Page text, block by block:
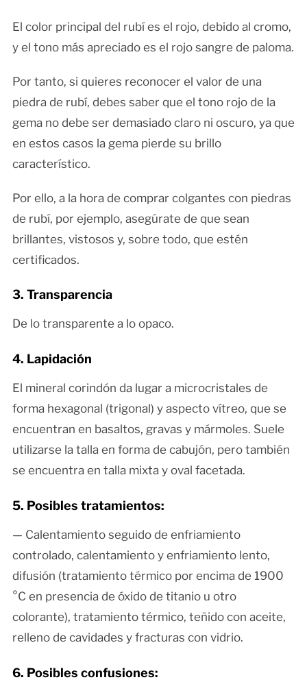
El color principal del rubí es el rojo, debido al cromo,
y el tono más apreciado es el rojo sangre de paloma.
Por tanto, si quieres reconocer el valor de una
piedra de rubí, debes saber que el tono rojo de la
gema no debe ser demasiado claro ni oscuro, ya que
en estos casos la gema pierde su brillo
característico.
Por ello, a la hora de comprar colgantes con piedras
de rubí, por ejemplo, asegúrate de que sean
brillantes, vistosos y, sobre todo, que estén
certificados.
3. Transparencia
De lo transparente a lo opaco.
4. Lapidación
El mineral corindón da lugar a microcristales de
forma hexagonal (trigonal) y aspecto vítreo, que se
encuentran en basaltos, gravas y mármoles. Suele
utilizarse la talla en forma de cabujón, pero también
se encuentra en talla mixta y oval facetada.
5. Posibles tratamientos:
— Calentamiento seguido de enfriamiento
controlado, calentamiento y enfriamiento lento,
difusión (tratamiento térmico por encima de 1900
°C en presencia de óxido de titanio u otro
colorante), tratamiento térmico, teñido con aceite,
relleno de cavidades y fracturas con vidrio.
6. Posibles confusiones: